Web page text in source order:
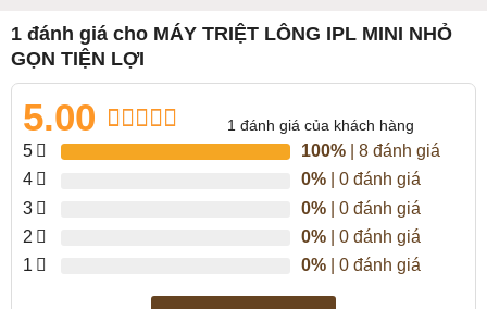
1 đánh giá cho MÁY TRIỆT LÔNG IPL MINI NHỎ
GỌN TIỆN LỢI
5.00
5.00trên 5
1
1 đánh giá của khách hàng
5 100% | 8 đánh giá
4
0% | 0 đánh giá
3
0% | 0 đánh giá
2
0% | 0 đánh giá
1
0% | 0 đánh giá